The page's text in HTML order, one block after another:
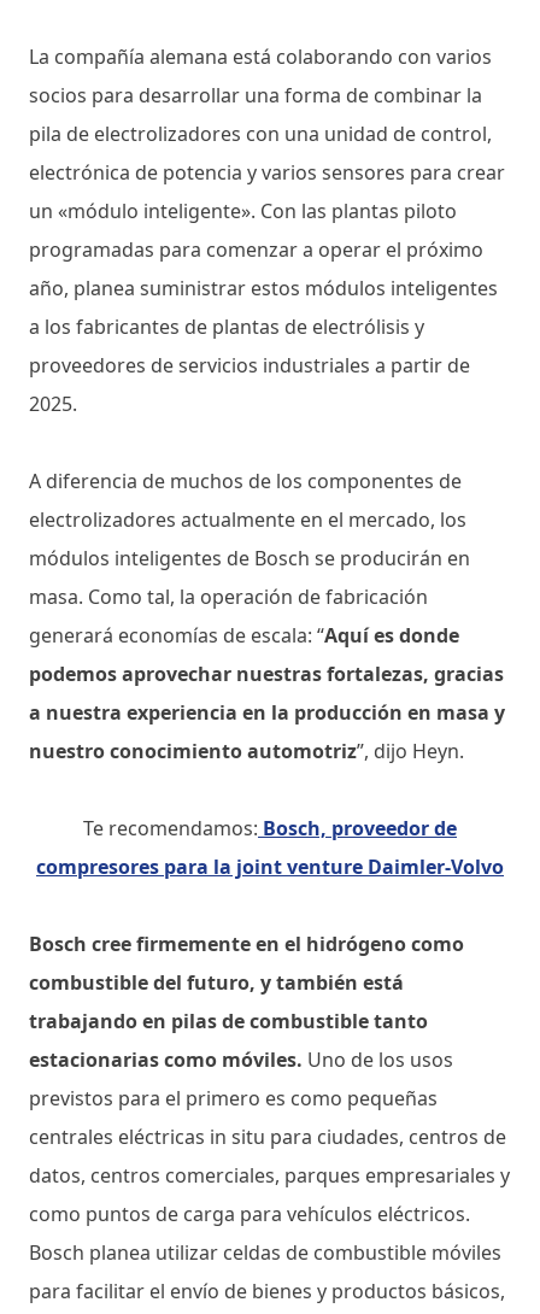
La compañía alemana está colaborando con varios
socios para desarrollar una forma de combinar la
pila de electrolizadores con una unidad de control,
electrónica de potencia y varios sensores para crear
un «módulo inteligente». Con las plantas piloto
programadas para comenzar a operar el próximo
año, planea suministrar estos módulos inteligentes
a los fabricantes de plantas de electrólisis y
proveedores de servicios industriales a partir de
2025.
A diferencia de muchos de los componentes de
electrolizadores actualmente en el mercado, los
módulos inteligentes de Bosch se producirán en
masa. Como tal, la operación de fabricación
generará economías de escala: “Aquí es donde
podemos aprovechar nuestras fortalezas, gracias
a nuestra experiencia en la producción en masa y
nuestro conocimiento automotriz”, dijo Heyn.
Te recomendamos: Bosch, proveedor de
compresores para la joint venture Daimler-Volvo
Bosch cree firmemente en el hidrógeno como
combustible del futuro, y también está
trabajando en pilas de combustible tanto
estacionarias como móviles. Uno de los usos
previstos para el primero es como pequeñas
centrales eléctricas in situ para ciudades, centros de
datos, centros comerciales, parques empresariales y
como puntos de carga para vehículos eléctricos.
Bosch planea utilizar celdas de combustible móviles
para facilitar el envío de bienes y productos básicos,